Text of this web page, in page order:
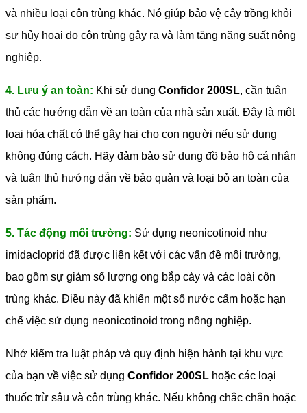
và nhiều loại côn trùng khác. Nó giúp bảo vệ cây trồng khỏi
sự hủy hoại do côn trùng gây ra và làm tăng năng suất nông
nghiệp.
4. Lưu ý an toàn: Khi sử dụng Confidor 200SL, cần tuân
thủ các hướng dẫn về an toàn của nhà sản xuất. Đây là một
loại hóa chất có thể gây hại cho con người nếu sử dụng
không đúng cách. Hãy đảm bảo sử dụng đồ bảo hộ cá nhân
và tuân thủ hướng dẫn về bảo quản và loại bỏ an toàn của
sản phẩm.
5. Tác động môi trường: Sử dụng neonicotinoid như
imidacloprid đã được liên kết với các vấn đề môi trường,
bao gồm sự giảm số lượng ong bắp cày và các loài côn
trùng khác. Điều này đã khiến một số nước cấm hoặc hạn
chế việc sử dụng neonicotinoid trong nông nghiệp.
Nhớ kiểm tra luật pháp và quy định hiện hành tại khu vực
của bạn về việc sử dụng Confidor 200SL hoặc các loại
thuốc trừ sâu và côn trùng khác. Nếu không chắc chắn hoặc